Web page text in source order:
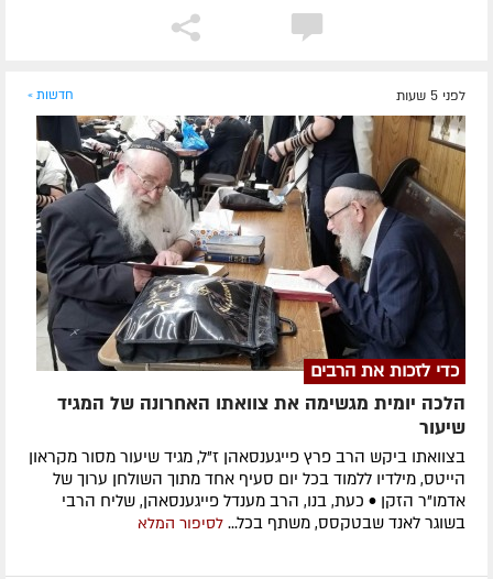
לפני 5 שעות חדשות »
כדי לזכות את הרבים
הלכה יומית מגשימה את צוואתו האחרונה של המגיד
שיעור
בצוואתו ביקש הרב פרץ פייגענסאהן ז”ל, מגיד שיעור מסור מקראון
הייטס, מילדיו ללמוד בכל יום סעיף אחד מתוך השולחן ערוך של
אדמו”ר הזקן • כעת, בנו, הרב מענדל פייגענסאהן, שליח הרבי
בשוגר לאנד שבטקסס, משתף בכל... לסיפור המלא